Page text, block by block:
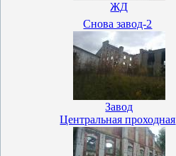
ЖД
Снова завод-2
Завод
Центральная проходная